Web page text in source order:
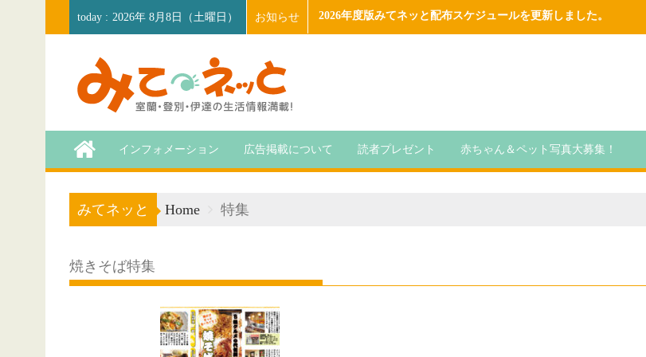
to
2026年 8月8日（土曜日） お知らせ 2026年度版みてネッと配布スケジュールを更新しました。
インフォメーション 広告掲載について 読者プレゼント 赤ちゃん＆ペット写真大募集！
みてネッと Home 特集
焼きそば特集